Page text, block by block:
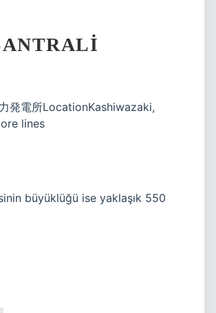
発電所LocationKashiwazaki,
lines
büyüklüğü ise yaklaşık 550